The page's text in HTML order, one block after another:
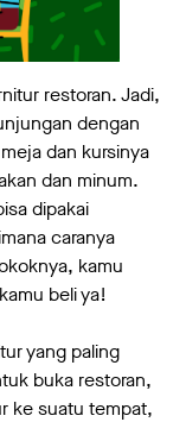
restoran. Jadi,
dengan
dan kursinya
dan minum.
dipakai
caranya
kamu
beli ya!
yang paling
buka restoran,
ke suatu tempat,